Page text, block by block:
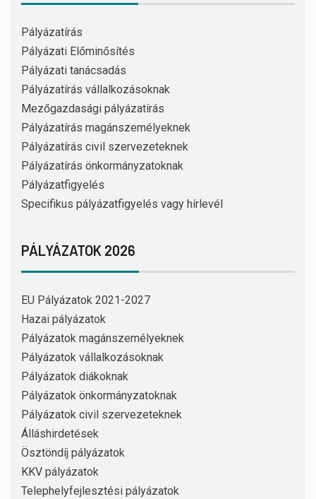
Pályázatírás
Pályázati Előminősítés
Pályázati tanácsadás
Pályázatírás vállalkozásoknak
Mezőgazdasági pályázatírás
Pályázatírás magánszemélyeknek
Pályázatírás civil szervezeteknek
Pályázatírás önkormányzatoknak
Pályázatfigyelés
Specifikus pályázatfigyelés vagy hírlevél
PÁLYÁZATOK 2026
EU Pályázatok 2021-2027
Hazai pályázatok
Pályázatok magánszemélyeknek
Pályázatok vállalkozásoknak
Pályázatok diákoknak
Pályázatok önkormányzatoknak
Pályázatok civil szervezeteknek
Álláshirdetések
Ösztöndíj pályázatok
KKV pályázatok
Telephelyfejlesztési pályázatok